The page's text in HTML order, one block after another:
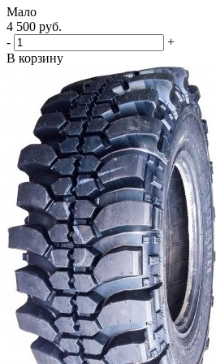
Мало
4 500 руб.
-
+
В корзину